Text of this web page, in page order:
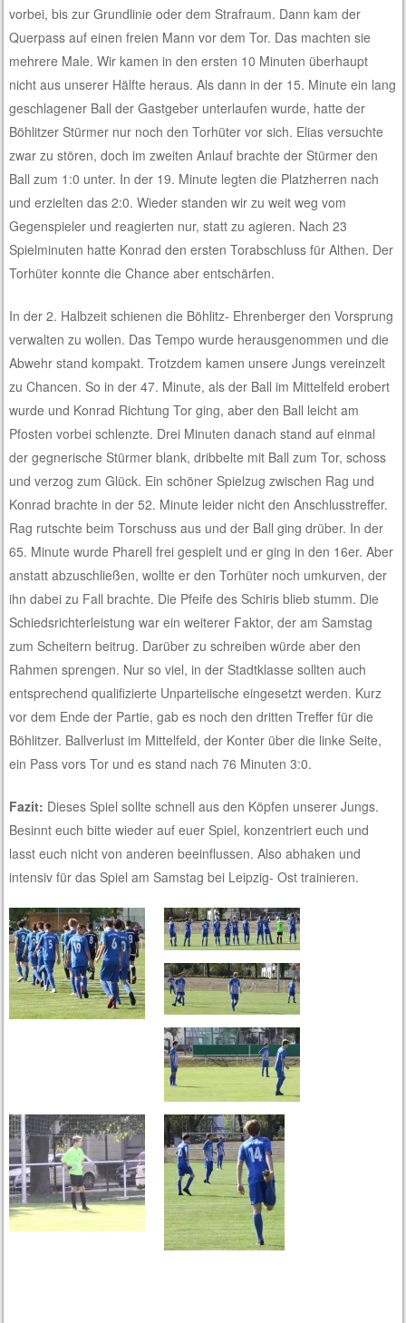
vorbei, bis zur Grundlinie oder dem Strafraum. Dann kam der
Querpass auf einen freien Mann vor dem Tor. Das machten sie
mehrere Male. Wir kamen in den ersten 10 Minuten überhaupt
nicht aus unserer Hälfte heraus. Als dann in der 15. Minute ein lang
geschlagener Ball der Gastgeber unterlaufen wurde, hatte der
Böhlitzer Stürmer nur noch den Torhüter vor sich. Elias versuchte
zwar zu stören, doch im zweiten Anlauf brachte der Stürmer den
Ball zum 1:0 unter. In der 19. Minute legten die Platzherren nach
und erzielten das 2:0. Wieder standen wir zu weit weg vom
Gegenspieler und reagierten nur, statt zu agieren. Nach 23
Spielminuten hatte Konrad den ersten Torabschluss für Althen. Der
Torhüter konnte die Chance aber entschärfen.
In der 2. Halbzeit schienen die Böhlitz- Ehrenberger den Vorsprung
verwalten zu wollen. Das Tempo wurde herausgenommen und die
Abwehr stand kompakt. Trotzdem kamen unsere Jungs vereinzelt
zu Chancen. So in der 47. Minute, als der Ball im Mittelfeld erobert
wurde und Konrad Richtung Tor ging, aber den Ball leicht am
Pfosten vorbei schlenzte. Drei Minuten danach stand auf einmal
der gegnerische Stürmer blank, dribbelte mit Ball zum Tor, schoss
und verzog zum Glück. Ein schöner Spielzug zwischen Rag und
Konrad brachte in der 52. Minute leider nicht den Anschlusstreffer.
Rag rutschte beim Torschuss aus und der Ball ging drüber. In der
65. Minute wurde Pharell frei gespielt und er ging in den 16er. Aber
anstatt abzuschließen, wollte er den Torhüter noch umkurven, der
ihn dabei zu Fall brachte. Die Pfeife des Schiris blieb stumm. Die
Schiedsrichterleistung war ein weiterer Faktor, der am Samstag
zum Scheitern beitrug. Darüber zu schreiben würde aber den
Rahmen sprengen. Nur so viel, in der Stadtklasse sollten auch
entsprechend qualifizierte Unparteiische eingesetzt werden. Kurz
vor dem Ende der Partie, gab es noch den dritten Treffer für die
Böhlitzer. Ballverlust im Mittelfeld, der Konter über die linke Seite,
ein Pass vors Tor und es stand nach 76 Minuten 3:0.
Fazit: Dieses Spiel sollte schnell aus den Köpfen unserer Jungs.
Besinnt euch bitte wieder auf euer Spiel, konzentriert euch und
lasst euch nicht von anderen beeinflussen. Also abhaken und
intensiv für das Spiel am Samstag bei Leipzig- Ost trainieren.